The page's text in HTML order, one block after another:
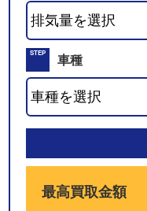
02
STEP
03
車種
最高買取金額